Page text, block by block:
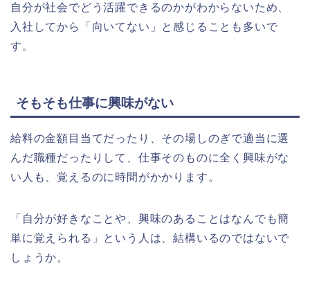
自分が社会でどう活躍できるのかがわからないため、
入社してから「向いてない」と感じることも多いで
す。
そもそも仕事に興味がない
給料の金額目当てだったり、その場しのぎで適当に選
んだ職種だったりして、仕事そのものに全く興味がな
い人も、覚えるのに時間がかかります。
「自分が好きなことや、興味のあることはなんでも簡
単に覚えられる」という人は、結構いるのではないで
しょうか。